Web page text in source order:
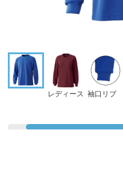
レディース 袖口リブ